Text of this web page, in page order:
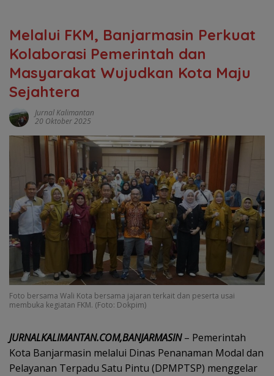
Melalui FKM, Banjarmasin Perkuat
Kolaborasi Pemerintah dan
Masyarakat Wujudkan Kota Maju
Sejahtera
Jurnal Kalimantan
20 Oktober 2025
Foto bersama Wali Kota bersama jajaran terkait dan peserta usai
membuka kegiatan FKM. (Foto: Dokpim)
JURNALKALIMANTAN.COM,BANJARMASIN– Pemerintah
Kota Banjarmasin melalui Dinas Penanaman Modal dan
Pelayanan Terpadu Satu Pintu (DPMPTSP) menggelar